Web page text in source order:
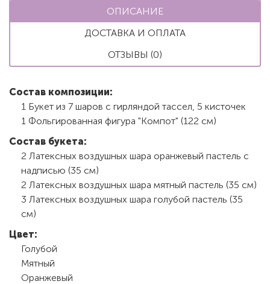
ОПИСАНИЕ
ДОСТАВКА И ОПЛАТА
ОТЗЫВЫ (0)
Состав композиции:
1 Букет из 7 шаров с гирляндой тассел, 5 кисточек
1 Фольгированная фигура "Компот" (122 см)
Состав букета:
2 Латексных воздушных шара оранжевый пастель с
надписью (35 см)
2 Латексных воздушных шара мятный пастель (35 см)
3 Латексных воздушных шара голубой пастель (35
см)
Цвет:
Голубой
Мятный
Оранжевый